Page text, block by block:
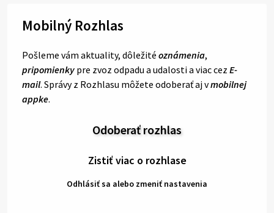
Mobilný Rozhlas
Pošleme vám aktuality, dôležité oznámenia,
pripomienky pre zvoz odpadu a udalosti a viac cez E-
mail. Správy z Rozhlasu môžete odoberať aj vmobilnej
appke.
Odoberať rozhlas
Zistiť viac o rozhlase
Odhlásiť sa alebo zmeniť nastavenia